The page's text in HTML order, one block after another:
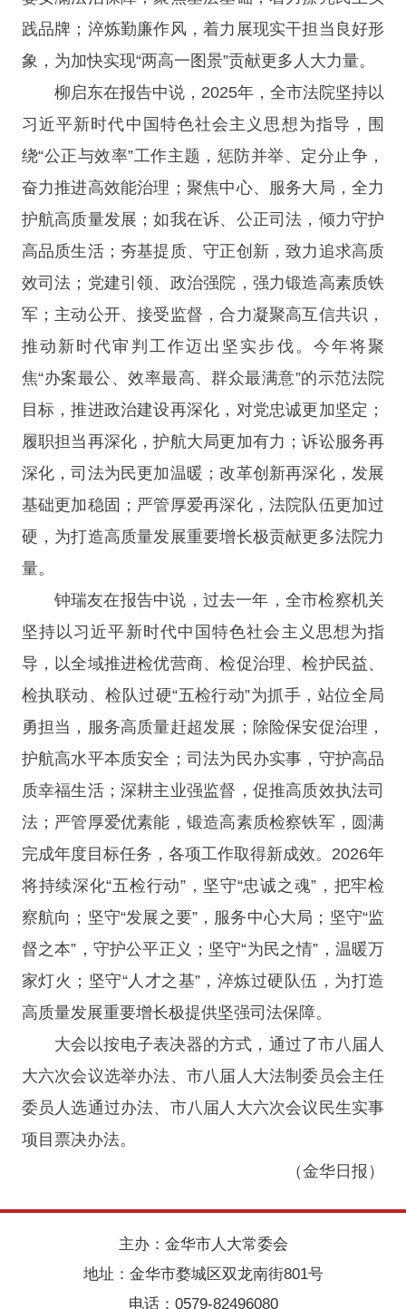
践品牌；淬炼勤廉作风，着力展现实干担当良好形
象，为加快实现“两高一图景”贡献更多人大力量。
柳启东在报告中说，2025年，全市法院坚持以
习近平新时代中国特色社会主义思想为指导，围
绕“公正与效率”工作主题，惩防并举、定分止争，
奋力推进高效能治理；聚焦中心、服务大局，全力
护航高质量发展；如我在诉、公正司法，倾力守护
高品质生活；夯基提质、守正创新，致力追求高质
效司法；党建引领、政治强院，强力锻造高素质铁
军；主动公开、接受监督，合力凝聚高互信共识，
推动新时代审判工作迈出坚实步伐。今年将聚
焦“办案最公、效率最高、群众最满意”的示范法院
目标，推进政治建设再深化，对党忠诚更加坚定；
履职担当再深化，护航大局更加有力；诉讼服务再
深化，司法为民更加温暖；改革创新再深化，发展
基础更加稳固；严管厚爱再深化，法院队伍更加过
硬，为打造高质量发展重要增长极贡献更多法院力
量。
钟瑞友在报告中说，过去一年，全市检察机关
坚持以习近平新时代中国特色社会主义思想为指
导，以全域推进检优营商、检促治理、检护民益、
检执联动、检队过硬“五检行动”为抓手，站位全局
勇担当，服务高质量赶超发展；除险保安促治理，
护航高水平本质安全；司法为民办实事，守护高品
质幸福生活；深耕主业强监督，促推高质效执法司
法；严管厚爱优素能，锻造高素质检察铁军，圆满
完成年度目标任务，各项工作取得新成效。2026年
将持续深化“五检行动”，坚守“忠诚之魂”，把牢检
察航向；坚守“发展之要”，服务中心大局；坚守“监
督之本”，守护公平正义；坚守“为民之情”，温暖万
家灯火；坚守“人才之基”，淬炼过硬队伍，为打造
高质量发展重要增长极提供坚强司法保障。
大会以按电子表决器的方式，通过了市八届人
大六次会议选举办法、市八届人大法制委员会主任
委员人选通过办法、市八届人大六次会议民生实事
项目票决办法。
（金华日报）
主办：金华市人大常委会
地址：金华市婺城区双龙南街801号
电话：0579-82496080